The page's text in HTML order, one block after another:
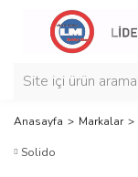
Anasayfa Markalar
Solido